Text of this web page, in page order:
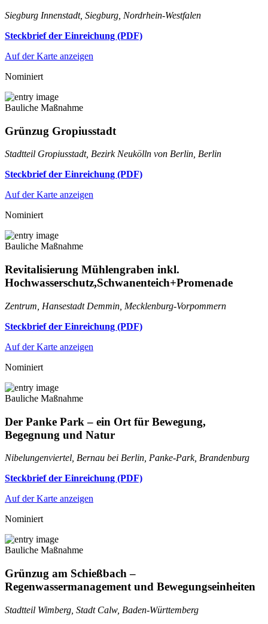
Siegburg Innenstadt, Siegburg, Nordrhein-Westfalen
Steckbrief der Einreichung (PDF)
Auf der Karte anzeigen
Nominiert
Bauliche Maßnahme
Grünzug Gropiusstadt
Stadtteil Gropiusstadt, Bezirk Neukölln von Berlin, Berlin
Steckbrief der Einreichung (PDF)
Auf der Karte anzeigen
Nominiert
Bauliche Maßnahme
Revitalisierung Mühlengraben inkl.
Hochwasserschutz,Schwanenteich+Promenade
Zentrum, Hansestadt Demmin, Mecklenburg-Vorpommern
Steckbrief der Einreichung (PDF)
Auf der Karte anzeigen
Nominiert
Bauliche Maßnahme
Der Panke Park – ein Ort für Bewegung,
Begegnung und Natur
Nibelungenviertel, Bernau bei Berlin, Panke-Park, Brandenburg
Steckbrief der Einreichung (PDF)
Auf der Karte anzeigen
Nominiert
Bauliche Maßnahme
Grünzug am Schießbach –
Regenwassermanagement und Bewegungseinheiten
Stadtteil Wimberg, Stadt Calw, Baden-Württemberg